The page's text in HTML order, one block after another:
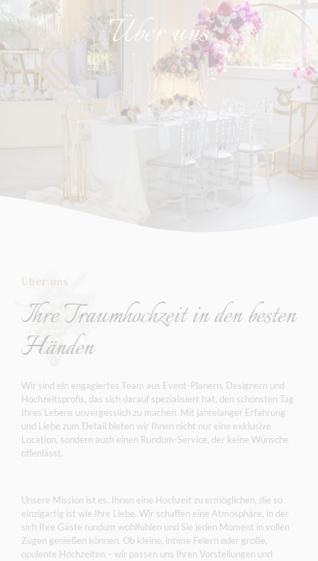
Über uns
Über uns
Ihre Traumhochzeit in den besten
Händen
Wir sind ein engagiertes Team aus Event-Planern, Designern und
Hochzeitsprofis, das sich darauf spezialisiert hat, den schönsten Tag
Ihres Lebens unvergesslich zu machen. Mit jahrelanger Erfahrung
und Liebe zum Detail bieten wir Ihnen nicht nur eine exklusive
Location, sondern auch einen Rundum-Service, der keine Wünsche
offenlässt.
Unsere Mission ist es, Ihnen eine Hochzeit zu ermöglichen, die so
einzigartig ist wie Ihre Liebe. Wir schaffen eine Atmosphäre, in der
sich Ihre Gäste rundum wohlfühlen und Sie jeden Moment in vollen
Zügen genießen können. Ob kleine, intime Feiern oder große,
opulente Hochzeiten – wir passen uns Ihren Vorstellungen und